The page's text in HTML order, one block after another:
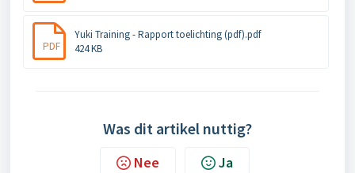
PDF
Yuki Training - Rapport toelichting (pdf).pdf
424 KB
Was dit artikel nuttig?
Nee Ja